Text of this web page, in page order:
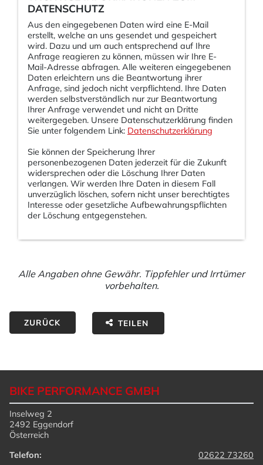
DATENSCHUTZ
Aus den eingegebenen Daten wird eine E-Mail
erstellt, welche an uns gesendet und gespeichert
wird. Dazu und um auch entsprechend auf Ihre
Anfrage reagieren zu können, müssen wir Ihre E-
Mail-Adresse abfragen. Alle weiteren eingegebenen
Daten erleichtern uns die Beantwortung ihrer
Anfrage, sind jedoch nicht verpflichtend. Ihre Daten
werden selbstverständlich nur zur Beantwortung
Ihrer Anfrage verwendet und nicht an Dritte
weitergegeben. Unsere Datenschutzerklärung finden
Sie unter folgendem Link: Datenschutzerklärung
Sie können der Speicherung Ihrer
personenbezogenen Daten jederzeit für die Zukunft
widersprechen oder die Löschung Ihrer Daten
verlangen. Wir werden Ihre Daten in diesem Fall
unverzüglich löschen, sofern nicht unser berechtigtes
Interesse oder gesetzliche Aufbewahrungspflichten
der Löschung entgegenstehen.
Alle Angaben ohne Gewähr. Tippfehler und Irrtümer
vorbehalten.
ZURÜCK TEILEN
BIKE PERFORMANCE GMBH
Inselweg 2
2492 Eggendorf
Österreich
Telefon:
02622 73260